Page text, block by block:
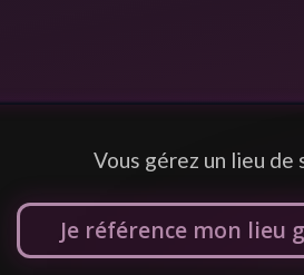
Vous gérez un lieu de
Je référence mon